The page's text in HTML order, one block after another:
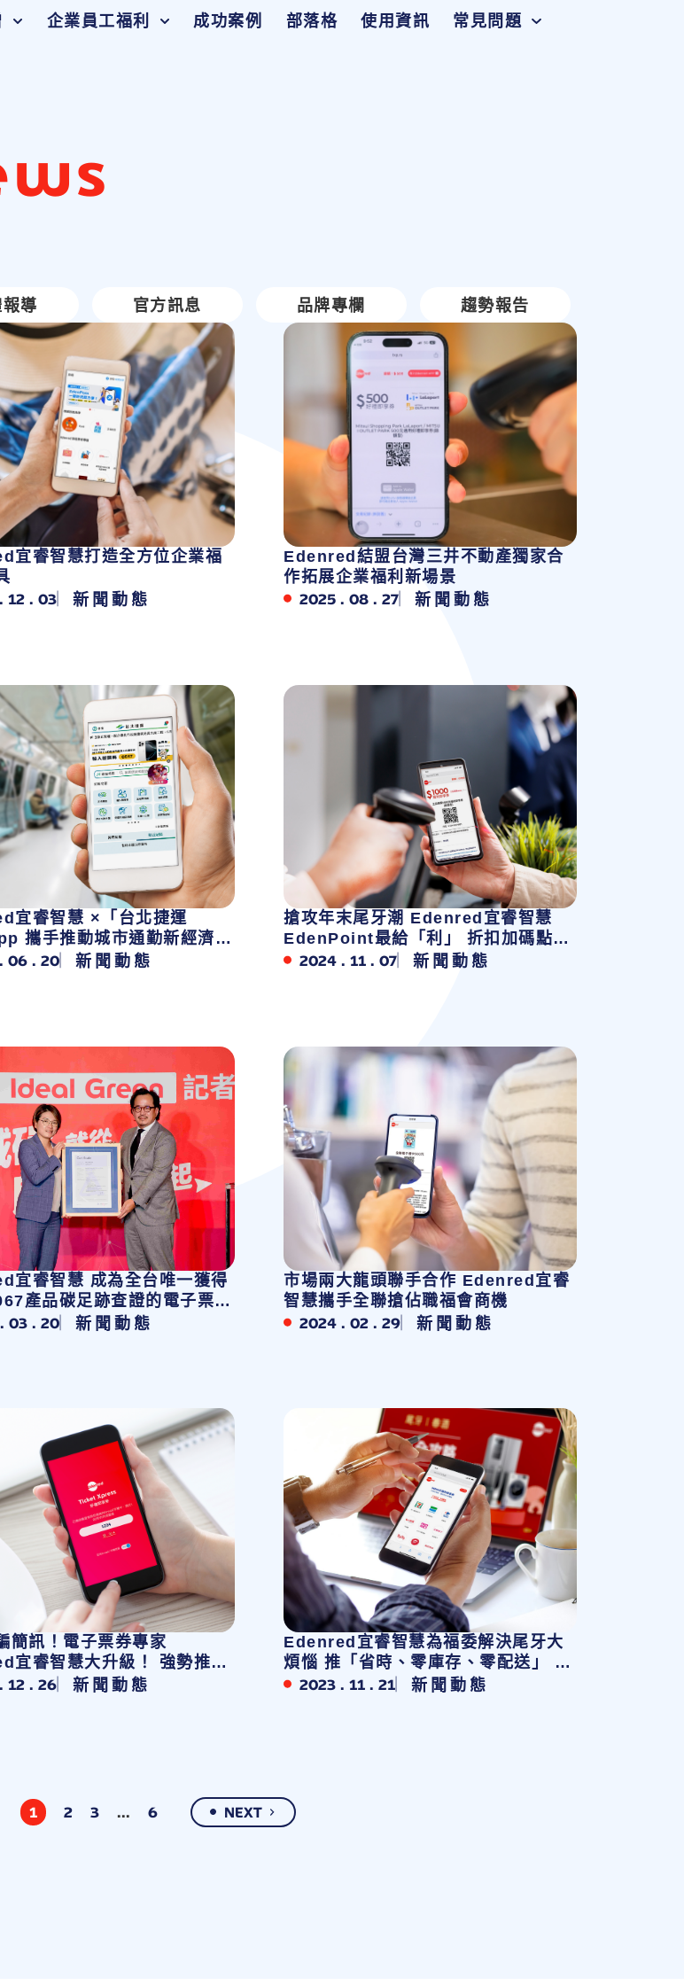
企業員工福利 成功案例 部落格 使用資訊 常見問題
導 官方訊息 品牌專欄 趨勢報告
宜睿智慧打造全方位企業福
12 . 03 新聞動態
Edenred結盟台灣三井不動產獨家合
作拓展企業福利新場景
2025 . 08 . 27 新聞動態
宜睿智慧 ×「台北捷運
攜手推動城市通勤新經濟
城正式上線，搶攻200萬通勤
06 . 20 新聞動態
搶攻年末尾牙潮 Edenred宜睿智慧
EdenPoint最給「利」 折扣加碼點數
回饋，放大你的年終福利
2024 . 11 . 07 新聞動態
宜睿智慧 成為全台唯一獲得
產品碳足跡查證的電子票券
30家企業及品牌商家共同響
03 . 20 新聞動態
市場兩大龍頭聯手合作 Edenred宜睿
智慧攜手全聯搶佔職福會商機
2024 . 02 . 29 新聞動態
簡訊！電子票券專家
宜睿智慧大升級！ 強勢推出
全的全新功能
12 . 26 新聞動態
Edenred宜睿智慧為福委解決尾牙大
煩惱 推「省時、零庫存、零配送」 超
夯尾牙數位採購專案
2023 . 11 . 21 新聞動態
1 2 3 ... 6 NEXT